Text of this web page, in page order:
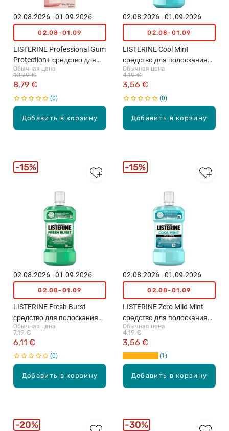
Добавить в корзину
02.08.2026 - 01.09.2026
02.08-01.09
LISTERINE Professional Gum
Protection+ средство для
полоскания рта с мягким
вкусом, 500мл
Обычная цена
8,79 €
10,99 €
0
Добавить в корзину
02.08.2026 - 01.09.2026
02.08-01.09
LISTERINE Cool Mint
средство для полоскания
рта, 250мл
Обычная цена
3,56 €
4,19 €
0
Добавить в корзину
02.08.2026 - 01.09.2026
02.08-01.09
LISTERINE Fresh Burst
средство для полоскания
рта, 500мл
Обычная цена
6,11 €
7,19 €
0
15%
Добавить в корзину
02.08.2026 - 01.09.2026
02.08-01.09
LISTERINE Zero Mild Mint
средство для полоскания
рта, 250мл
Обычная цена
3,56 €
4,19 €
1
15%
20% 30%